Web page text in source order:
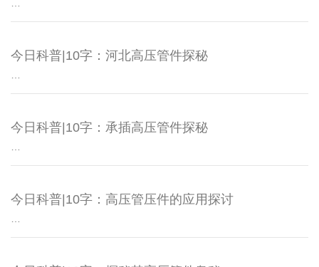
今日科普|10字：河北高压管件探秘
今日科普|10字：承插高压管件探秘
今日科普|10字：高压管压件的应用探讨